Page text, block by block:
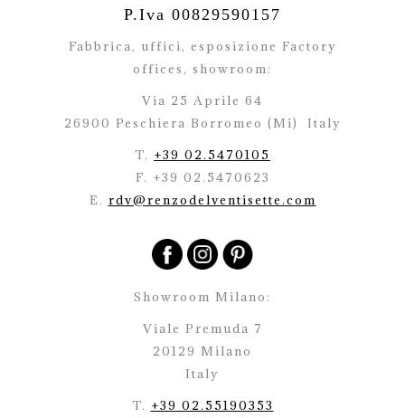
P.Iva 00829590157
Fabbrica, uffici, esposizione Factory
offices, showroom:
Via 25 Aprile 64
26900 Peschiera Borromeo (Mi)
Italy
T. +39 02.5470105
F. +39 02.5470623
E. rdv@renzodelventisette.com
Showroom Milano:
Viale Premuda 7
20129 Milano
Italy
T. +39 02.55190353